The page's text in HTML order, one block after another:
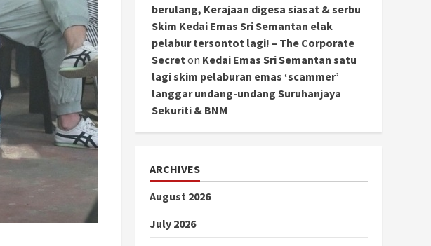
berulang, Kerajaan digesa siasat & serbu
Skim Kedai Emas Sri Semantan elak
pelabur tersontot lagi! – The Corporate
Secret on Kedai Emas Sri Semantan satu
lagi skim pelaburan emas ‘scammer’
langgar undang-undang Suruhanjaya
Sekuriti & BNM
ARCHIVES
August 2026
July 2026